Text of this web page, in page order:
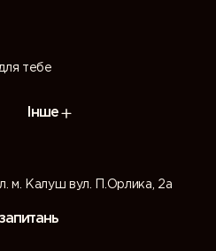
тебе
Інше
м. Калуш вул. П.Орлика, 2а